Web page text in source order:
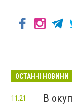
ОСТАННІ НОВИНИ
В
11:21